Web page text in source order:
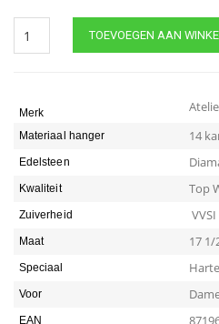
gouden
diamant
quantity
TOEVOEGEN AAN
Merk
Materiaal hanger 14
Edelsteen
Kwaliteit Top
Zuiverheid VVSI
Maat 17 1/
Speciaal
Voor
EAN